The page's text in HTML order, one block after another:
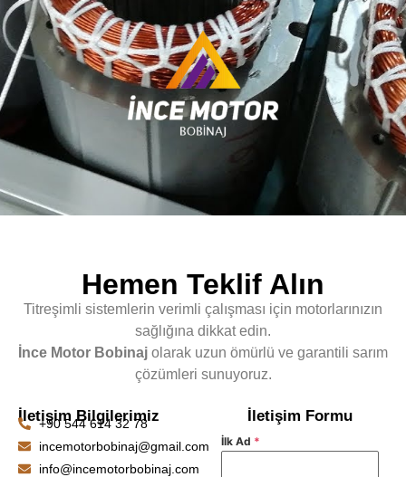
Hemen Teklif Alın
Titreşimli sistemlerin verimli çalışması için motorlarınızın
sağlığına dikkat edin.
İnce Motor Bobinaj olarak uzun ömürlü ve garantili sarım
çözümleri sunuyoruz.
İletişim Bilgilerimiz
+90 544 614 32 78
incemotorbobinaj@gmail.com
info@incemotorbobinaj.com
İletişim Formu
İlk Ad *